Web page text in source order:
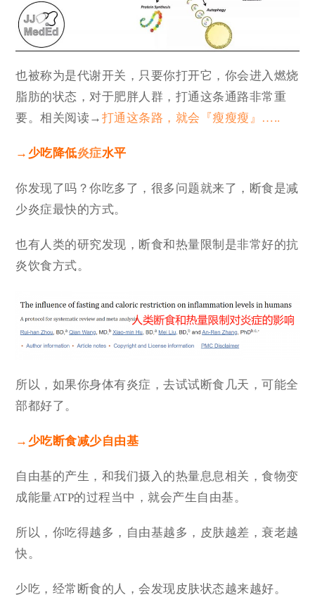
也被称为是代谢开关，只要你打开它，你会进入燃烧
脂肪的状态，对于肥胖人群，打通这条通路非常重
要。相关阅读→ 打通这条路，就会『瘦瘦瘦』…..
→少吃降低炎症水平
你发现了吗？你吃多了，很多问题就来了，断食是减
少炎症最快的方式。
也有人类的研究发现，断食和热量限制是非常好的抗
炎饮食方式。
所以，如果你身体有炎症，去试试断食几天，可能全
部都好了。
→ 少吃断食减少自由基
自由基的产生，和我们摄入的热量息息相关，食物变
成能量ATP的过程当中，就会产生自由基。
所以，你吃得越多，自由基越多，皮肤越差，衰老越
快。
少吃，经常断食的人，会发现皮肤状态越来越好。